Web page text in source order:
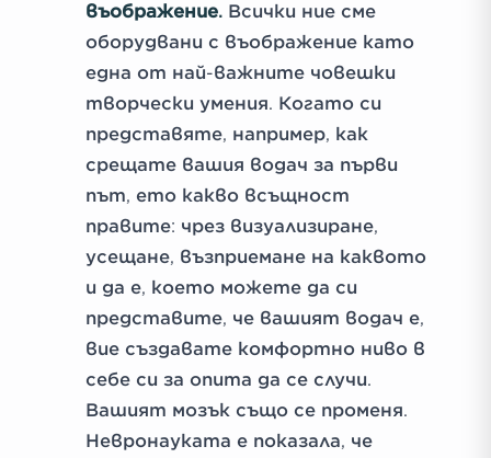
въображение. Всички ние сме
оборудвани с въображение като
една от най-важните човешки
творчески умения. Когато си
представяте, например, как
срещате вашия водач за първи
път, ето какво всъщност
правите: чрез визуализиране,
усещане, възприемане на каквото
и да е, което можете да си
представите, че вашият водач е,
вие създавате комфортно ниво в
себе си за опита да се случи.
Вашият мозък също се променя.
Невронауката е показала, че